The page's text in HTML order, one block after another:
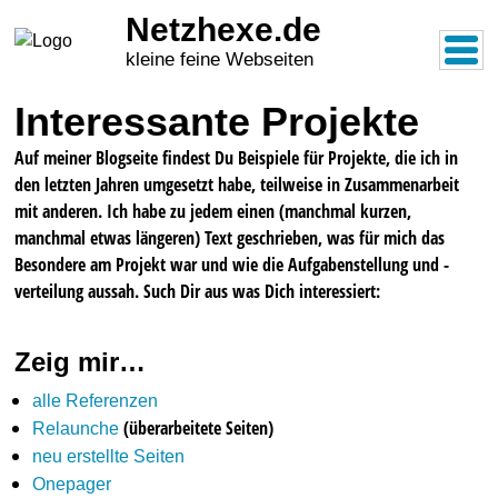
zum
Hauptinhalt
Seite
springen
Netzhexe.de
kleine feine Webseiten
Menü
Interessante Projekte
Auf meiner Blogseite findest Du Beispiele für Projekte, die ich in
den letzten Jahren umgesetzt habe, teilweise in Zusammenarbeit
mit anderen. Ich habe zu jedem einen (manchmal kurzen,
manchmal etwas längeren) Text geschrieben, was für mich das
Besondere am Projekt war und wie die Aufgabenstellung und -
verteilung aussah. Such Dir aus was Dich interessiert:
Zeig mir…
alle Referenzen
Relaunche (überarbeitete Seiten)
neu erstellte Seiten
Onepager